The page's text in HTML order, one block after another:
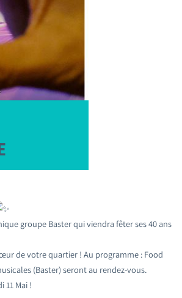
groupe Baster qui viendra fêter ses 40 ans
de votre quartier ! Au programme : Food
(Baster) seront au rendez-vous.
11 Mai !